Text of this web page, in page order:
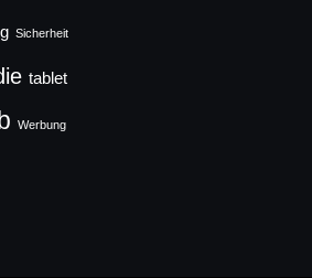
Sicherheit
tablet
Werbung